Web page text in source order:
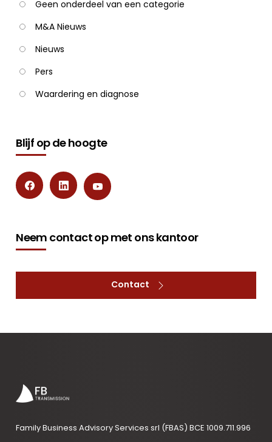
Geen onderdeel van een categorie
M&A Nieuws
Nieuws
Pers
Waardering en diagnose
Blijf op de hoogte
Neem contact op met ons kantoor
Contact
Family Business Advisory Services srl (FBAS) BCE 1009.711.996